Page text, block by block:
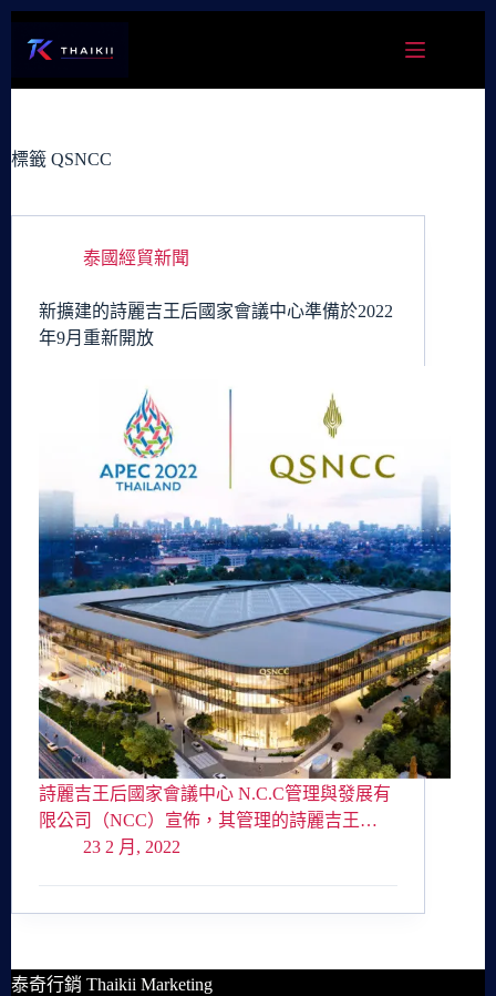
容
標籤 QSNCC
泰國經貿新聞
新擴建的詩麗吉王后國家會議中心準備於2022
年9月重新開放
詩麗吉王后國家會議中心 N.C.C管理與發展有
限公司（NCC）宣佈，其管理的詩麗吉王…
23 2 月, 2022
泰奇行銷 Thaikii Marketing